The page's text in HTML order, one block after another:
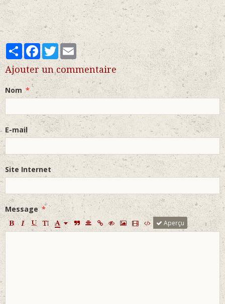
PartagerFacebook
TwitterEmail
Ajouter un commentaire
Nom
E-mail
Site Internet
Message
Aperçu